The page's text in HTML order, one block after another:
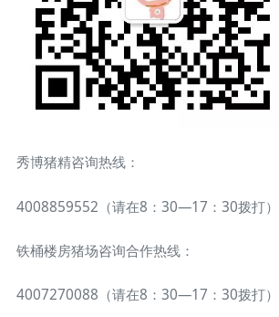
秀博猪精咨询热线：
4008859552（请在8：30—17：30拨打）
铁桶楼房猪场咨询合作热线：
4007270088（请在8：30—17：30拨打）